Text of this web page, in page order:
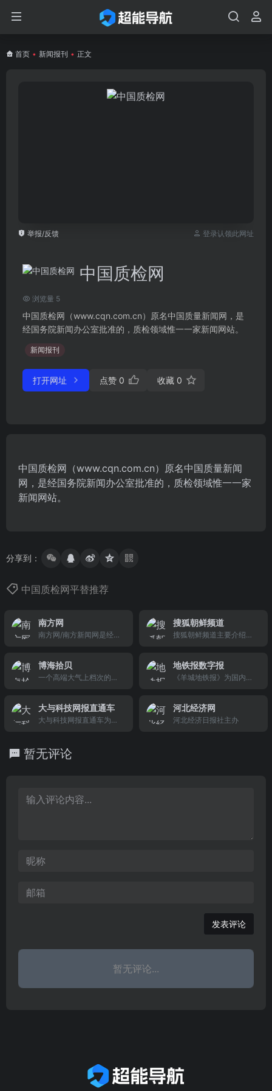
首页 • 新闻报刊 • 正文
举报/反馈 登录认领此网址
中国质检网
浏览量 5
中国质检网（www.cqn.com.cn）原名中国质量新闻网，是
经国务院新闻办公室批准的，质检领域惟一一家新闻网站。
新闻报刊
打开网址 点赞 0 收藏 0
中国质检网（www.cqn.com.cn）原名中国质量新闻
网，是经国务院新闻办公室批准的，质检领域惟一一家
新闻网站。
分享到：
中国质检网平替推荐
南方网
南方网/南方新闻网是经中
网站。南方网/南方新闻网
由广东省委宣传部主办主
团之成员单位，获国务院
新闻办公室批准从事登载
网/南方新闻网作是国内外
网民认识、了解广东权
搜狐朝鲜频道
搜狐朝鲜频道主要介绍朝
博海拾贝
一个高端大气上档次的网
地铁报数字报
《羊城地铁报》为国内第
纸，周一至周四为24版，
周五为24版常规版面以及
大与科技网报直通车
大与科技网报直通车为您
河北经济网
河北经济日报社主办
暂无评论
发表评论
暂无评论...